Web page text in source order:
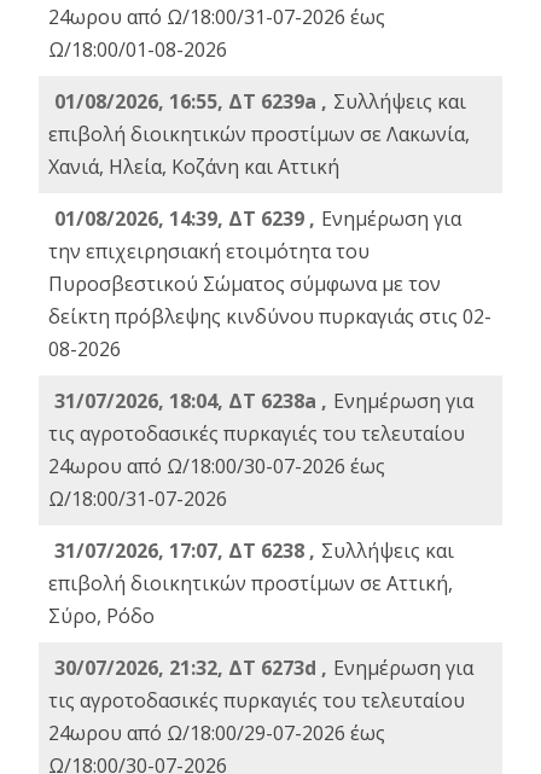
24ωρου από Ω/18:00/31-07-2026 έως
Ω/18:00/01-08-2026
01/08/2026, 16:55, ΔΤ 6239a , Συλλήψεις και
επιβολή διοικητικών προστίμων σε Λακωνία,
Χανιά, Ηλεία, Κοζάνη και Αττική
01/08/2026, 14:39, ΔΤ 6239 , Ενημέρωση για
την επιχειρησιακή ετοιμότητα του
Πυροσβεστικού Σώματος σύμφωνα με τον
δείκτη πρόβλεψης κινδύνου πυρκαγιάς στις 02-
08-2026
31/07/2026, 18:04, ΔΤ 6238a , Ενημέρωση για
τις αγροτοδασικές πυρκαγιές του τελευταίου
24ωρου από Ω/18:00/30-07-2026 έως
Ω/18:00/31-07-2026
31/07/2026, 17:07, ΔΤ 6238 , Συλλήψεις και
επιβολή διοικητικών προστίμων σε Αττική,
Σύρο, Ρόδο
30/07/2026, 21:32, ΔΤ 6273d , Ενημέρωση για
τις αγροτοδασικές πυρκαγιές του τελευταίου
24ωρου από Ω/18:00/29-07-2026 έως
Ω/18:00/30-07-2026